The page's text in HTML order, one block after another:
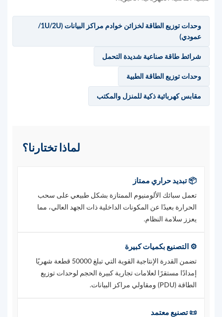
وحدات توزيع الطاقة لخزائن خوادم مراكز البيانات (1U/2U/
عمودي)
شرائط طاقة صناعية شديدة التحمل
وحدات توزيع الطاقة الطبية
مقابس كهربائية ذكية للمنزل والمكتب
لماذا تختارنا؟
📦 تبديد حراري ممتاز
تعمل سبائك الألومنيوم الممتازة بشكل طبيعي على سحب
الحرارة بعيدًا عن المكونات الداخلية ذات الجهد العالي، مما
يعزز سلامة النظام.
⚙️ التصنيع بكميات كبيرة
تضمن القدرة الإنتاجية القوية التي تبلغ 50000 قطعة شهريًا
إمدادًا مستقرًا لعلامات تجارية كبيرة الحجم لوحدات توزيع
الطاقة (PDU) ومقاولي مراكز البيانات.
📜 تصنيع معتمد